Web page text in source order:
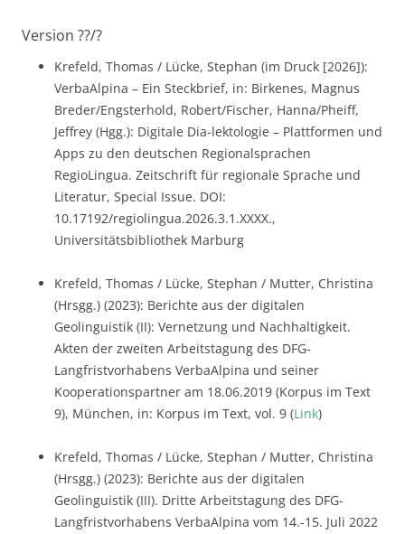
Version ??/?
Krefeld, Thomas / Lücke, Stephan (im Druck [2026]):
VerbaAlpina – Ein Steckbrief, in: Birkenes, Magnus
Breder/Engsterhold, Robert/Fischer, Hanna/Pheiff,
Jeffrey (Hgg.): Digitale Dia-lektologie – Plattformen und
Apps zu den deutschen Regionalsprachen
RegioLingua. Zeitschrift für regionale Sprache und
Literatur, Special Issue. DOI:
10.17192/regiolingua.2026.3.1.XXXX.,
Universitätsbibliothek Marburg
Krefeld, Thomas / Lücke, Stephan / Mutter, Christina
(Hrsgg.) (2023): Berichte aus der digitalen
Geolinguistik (II): Vernetzung und Nachhaltigkeit.
Akten der zweiten Arbeitstagung des DFG-
Langfristvorhabens VerbaAlpina und seiner
Kooperationspartner am 18.06.2019 (Korpus im Text
9), München, in: Korpus im Text, vol. 9 (Link)
Krefeld, Thomas / Lücke, Stephan / Mutter, Christina
(Hrsgg.) (2023): Berichte aus der digitalen
Geolinguistik (III). Dritte Arbeitstagung des DFG-
Langfristvorhabens VerbaAlpina vom 14.-15. Juli 2022